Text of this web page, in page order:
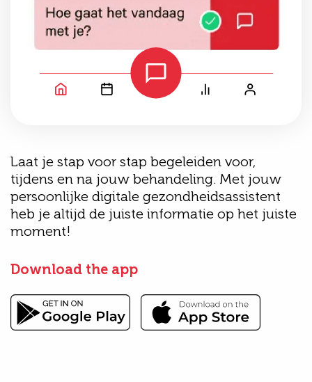
Laat je stap voor stap begeleiden voor,
tijdens en na jouw behandeling. Met jouw
persoonlijke digitale gezondheidsassistent
heb je altijd de juiste informatie op het juiste
moment!
Download the app